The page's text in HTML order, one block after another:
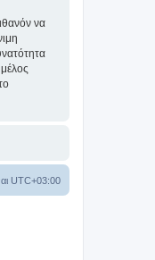
να
UTC+03:00